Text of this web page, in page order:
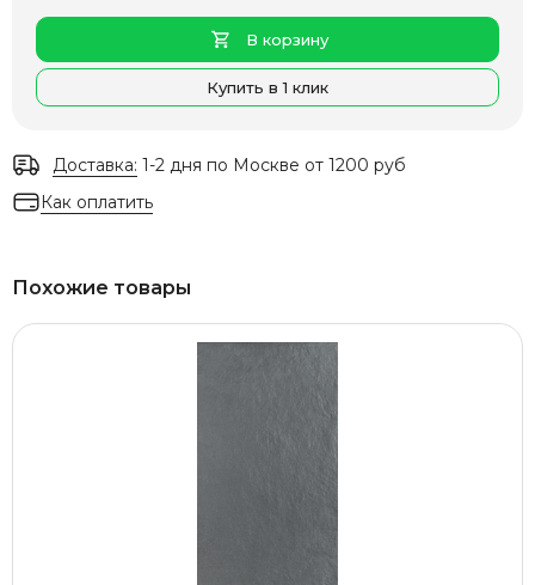
В корзину
Купить в 1 клик
Доставка: 1-2 дня по Москве от 1200 руб
Как оплатить
Похожие товары